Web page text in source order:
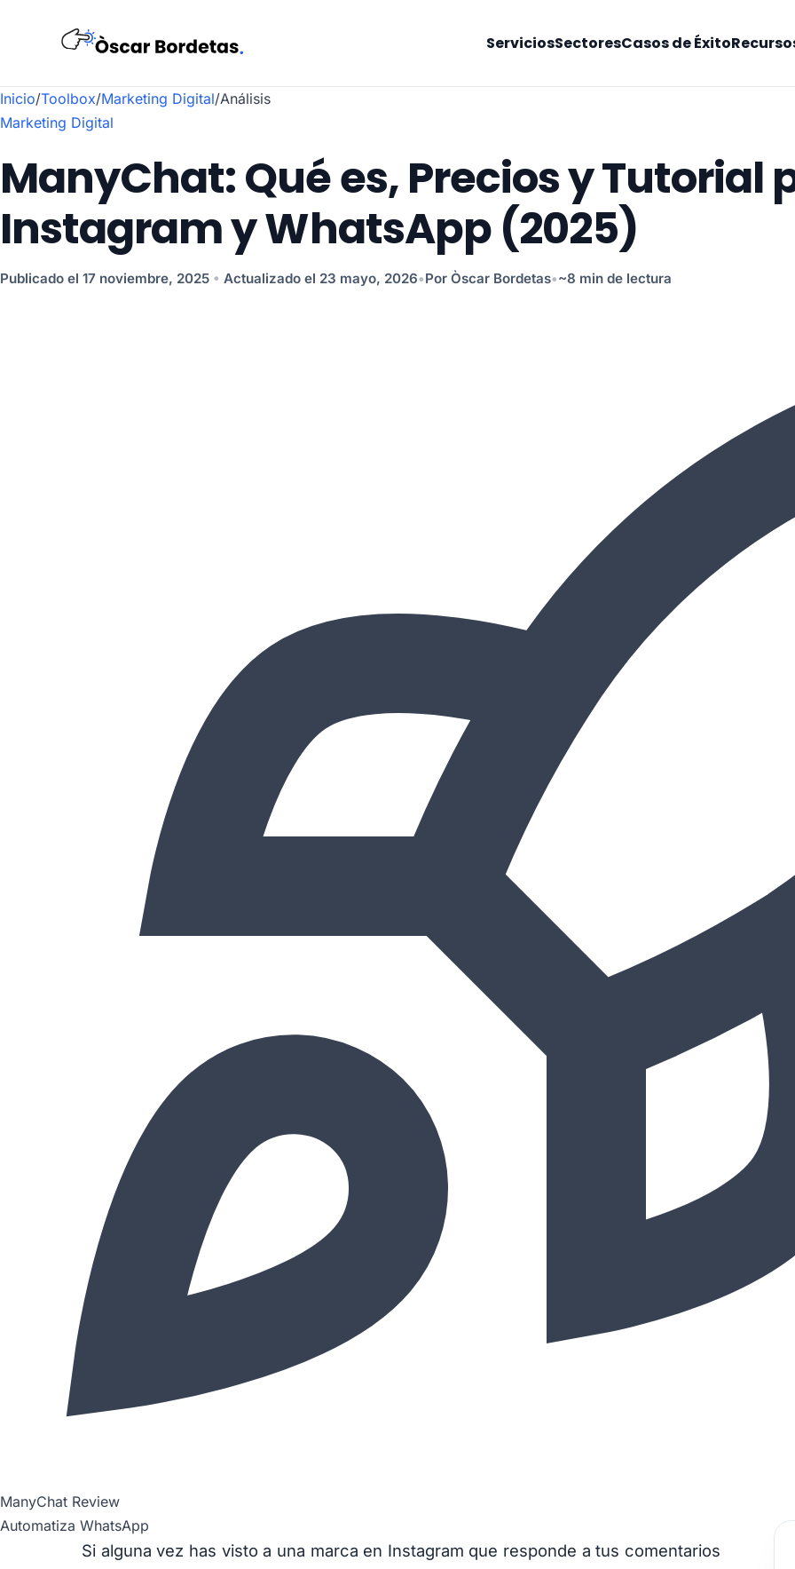
ServiciosSectoresCasos de Éxito
Inicio/Toolbox/Marketing Digital/Análisis
Marketing Digital
ManyChat: Qué es, Precios y
Instagram y WhatsApp (2025)
Publicado el 17 noviembre, 2025 • Actualizado el 23 mayo, 2026•Por Òscar Bordetas•~8 min de lectura
ManyChat Review
Automatiza WhatsApp
Si alguna vez has visto a una marca en Instagram que responde a tus comentarios